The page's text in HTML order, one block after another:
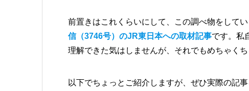
前置きはこれくらいにして、この調べ物をして
信（3746号）のJR東日本への取材記事です。私
理解できた気はしませんが、それでもめちゃくち
以下でちょっとご紹介しますが、ぜひ実際の記事